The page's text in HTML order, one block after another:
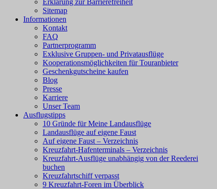
Erklärung zur Barrierefreiheit
Sitemap
Informationen
Kontakt
FAQ
Partnerprogramm
Exklusive Gruppen- und Privatausflüge
Kooperationsmöglichkeiten für Touranbieter
Geschenkgutscheine kaufen
Blog
Presse
Karriere
Unser Team
Ausflugstipps
10 Gründe für Meine Landausflüge
Landausflüge auf eigene Faust
Auf eigene Faust – Verzeichnis
Kreuzfahrt-Hafenterminals – Verzeichnis
Kreuzfahrt-Ausflüge unabhängig von der Reederei
buchen
Kreuzfahrtschiff verpasst
9 Kreuzfahrt-Foren im Überblick